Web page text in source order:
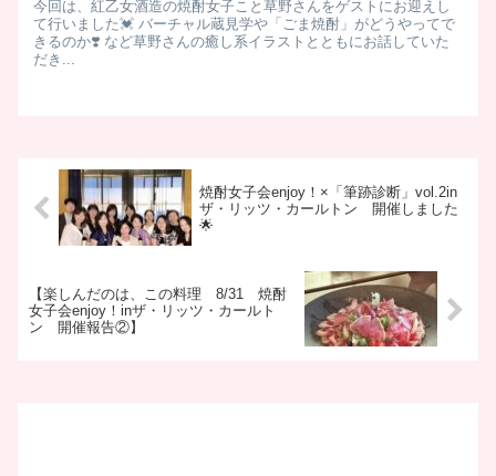
今回は、紅乙女酒造の焼酎女子こと草野さんをゲストにお迎えし
て行いました💓 バーチャル蔵見学や「ごま焼酎」がどうやってで
きるのか❣️ など草野さんの癒し系イラストとともにお話していた
だき...
焼酎女子会enjoy！×「筆跡診断」vol.2in
ザ・リッツ・カールトン 開催しました
🌟
【楽しんだのは、この料理 8/31 焼酎
女子会enjoy！inザ・リッツ・カールト
ン 開催報告②】